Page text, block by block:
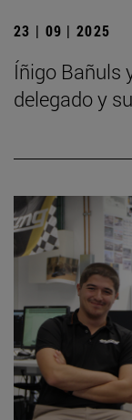
23 | 09 | 2025
Íñigo Bañuls
delegado y